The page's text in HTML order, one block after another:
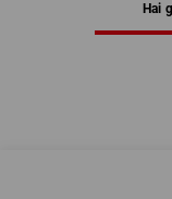
Hai